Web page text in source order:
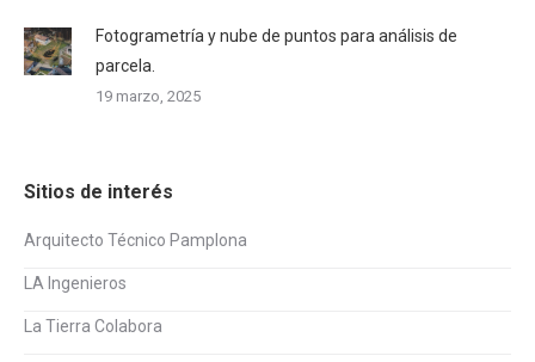
Fotogrametría y nube de puntos para análisis de
parcela.
19 marzo, 2025
Sitios de interés
Arquitecto Técnico Pamplona
LA Ingenieros
La Tierra Colabora